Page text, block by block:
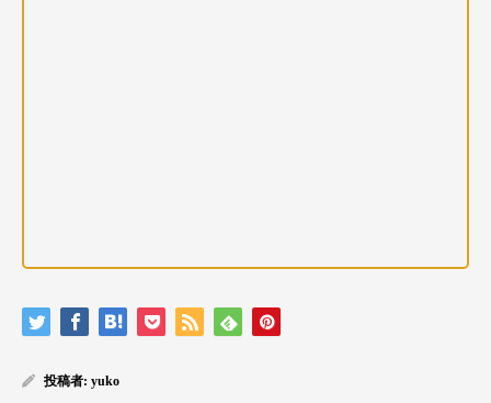
投稿者: yuko